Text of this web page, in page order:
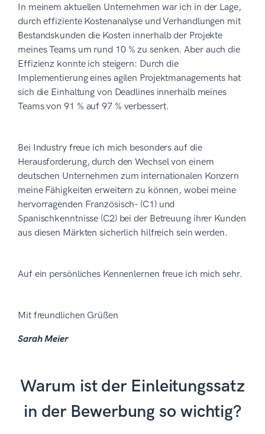
In meinem aktuellen Unternehmen war ich in der Lage,
durch effiziente Kostenanalyse und Verhandlungen mit
Bestandskunden die Kosten innerhalb der Projekte
meines Teams um rund 10 % zu senken. Aber auch die
Effizienz konnte ich steigern: Durch die
Implementierung eines agilen Projektmanagements hat
sich die Einhaltung von Deadlines innerhalb meines
Teams von 91 % auf 97 % verbessert.
Bei Industry freue ich mich besonders auf die
Herausforderung, durch den Wechsel von einem
deutschen Unternehmen zum internationalen Konzern
meine Fähigkeiten erweitern zu können, wobei meine
hervorragenden Französisch- (C1) und
Spanischkenntnisse (C2) bei der Betreuung ihrer Kunden
aus diesen Märkten sicherlich hilfreich sein werden.
Auf ein persönliches Kennenlernen freue ich mich sehr.
Mit freundlichen Grüßen
Sarah Meier
Warum ist der Einleitungssatz
in der Bewerbung so wichtig?